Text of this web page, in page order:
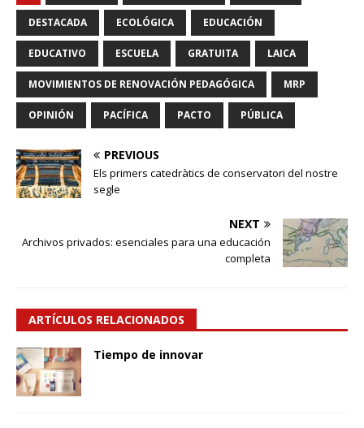
DESTACADA ECOLÓGICA EDUCACIÓN
EDUCATIVO ESCUELA GRATUITA LAICA
MOVIMIENTOS DE RENOVACIÓN PEDAGÓGICA MRP
OPINIÓN PACÍFICA PACTO PÚBLICA
PREVIOUS
Els primers catedràtics de conservatori del nostre
segle
NEXT
Archivos privados: esenciales para una educación
completa
ARTÍCULOS RELACIONADOS
Tiempo de innovar